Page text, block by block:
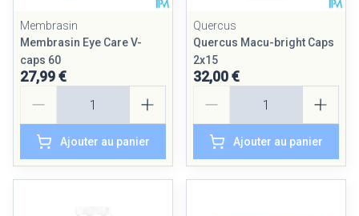
Membrasin
Membrasin Eye Care V-
caps 60
27,99 €
Ajouter au panier
Quercus
Quercus Macu-bright Caps
2x15
32,00 €
Ajouter au panier